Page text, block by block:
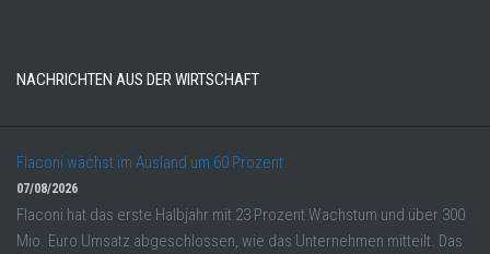
NACHRICHTEN AUS DER WIRTSCHAFT
Flaconi wächst im Ausland um 60 Prozent
07/08/2026
Flaconi hat das erste Halbjahr mit 23 Prozent Wachstum und über 300
Mio. Euro Umsatz abgeschlossen, wie das Unternehmen mitteilt. Das